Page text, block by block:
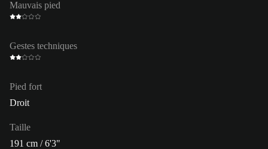
Mauvais pied
Gestes techniques
Pied fort
Droit
Taille
191 cm / 6'3"